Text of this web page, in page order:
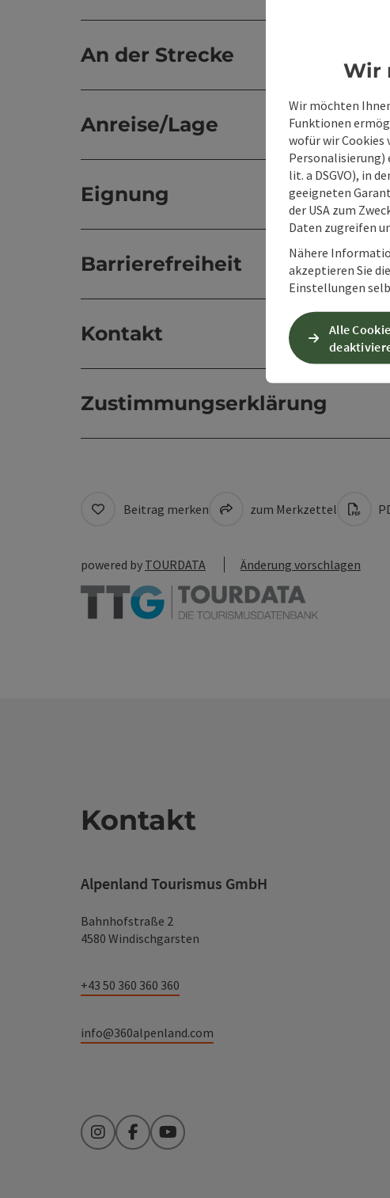
An der Strecke
Anreise/Lage
Eignung
Barrierefreiheit
Kontakt
Zustimmungserklärung
Beitrag merken zum Merkzettel
powered by TOURDATA Änderung vorschlagen
Kontakt
Alpenland Tourismus GmbH
Bahnhofstraße 2
4580 Windischgarsten
+43 50 360 360 360
info@360alpenland.com
InstagramFacebookYouTube
Wir
Wir möchten
Funktionen
wofür wir Cookies
Personalisierung)
lit. a DSGVO), in
geeigneten
der USA zum
Daten zugreifen
Nähere
akzeptieren Sie
Einstellungen
Alle